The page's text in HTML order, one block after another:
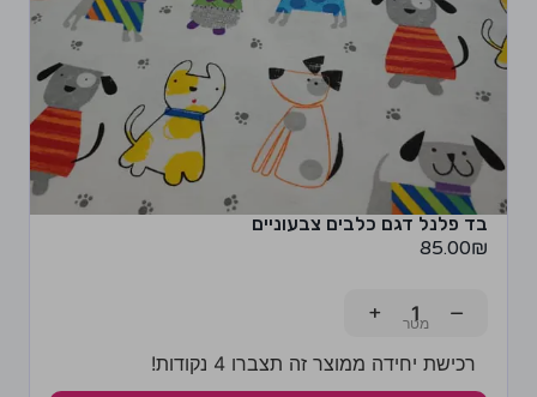
בד פלנל דגם כלבים צבעוניים
85.00₪
−
+
רכישת יחידה ממוצר זה תצברו 4 נקודות!